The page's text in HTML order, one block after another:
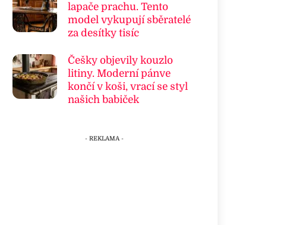
lapače prachu. Tento
model vykupují sběratelé
za desítky tisíc
Češky objevily kouzlo
litiny. Moderní pánve
končí v koši, vrací se styl
našich babiček